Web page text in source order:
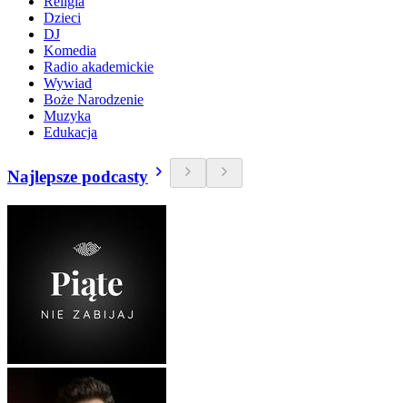
Dzieci
DJ
Komedia
Radio akademickie
Wywiad
Boże Narodzenie
Muzyka
Edukacja
Najlepsze podcasty